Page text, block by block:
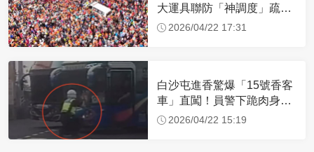
大運具聯防「神調度」疏運
32.1萬創新高
2026/04/22 17:31
白沙屯進香驚爆「15號香客
車」直闖！員警下跪肉身擋
車：讓行人先過
2026/04/22 15:19